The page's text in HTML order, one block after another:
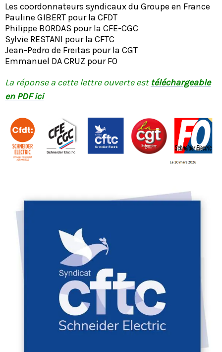
Les coordonnateurs syndicaux du Groupe en France
Pauline GIBERT pour la CFDT
Philippe BORDAS pour la CFE-CGC
Sylvie RESTANI pour la CFTC
Jean-Pedro de Freitas pour la CGT
Emmanuel DA CRUZ pour FO
La réponse a cette lettre ouverte esttéléchargeable
en PDF ici